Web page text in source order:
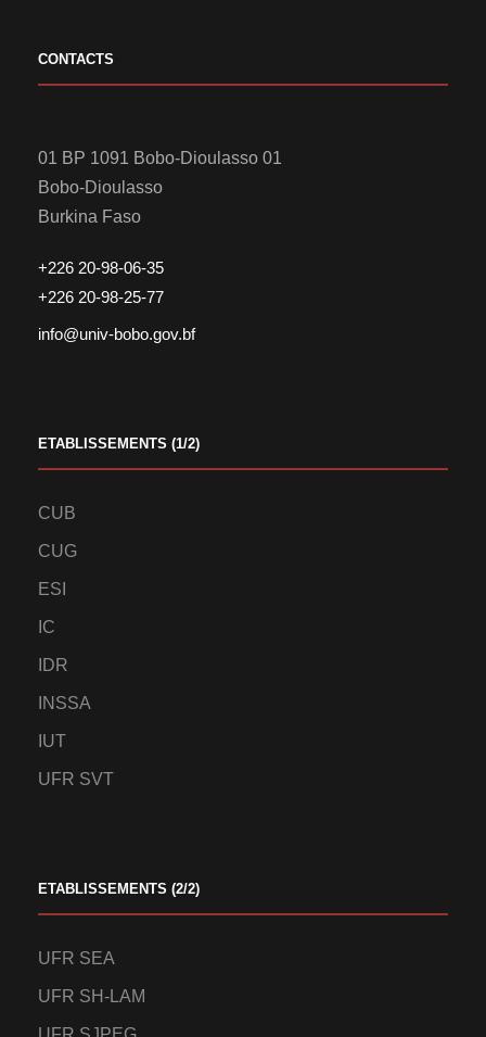
CONTACTS
01 BP 1091 Bobo-Dioulasso 01
Bobo-Dioulasso
Burkina Faso
+226 20-98-06-35
+226 20-98-25-77
info@univ-bobo.gov.bf
ETABLISSEMENTS (1/2)
CUB
CUG
ESI
IC
IDR
INSSA
IUT
UFR SVT
ETABLISSEMENTS (2/2)
UFR SEA
UFR SH-LAM